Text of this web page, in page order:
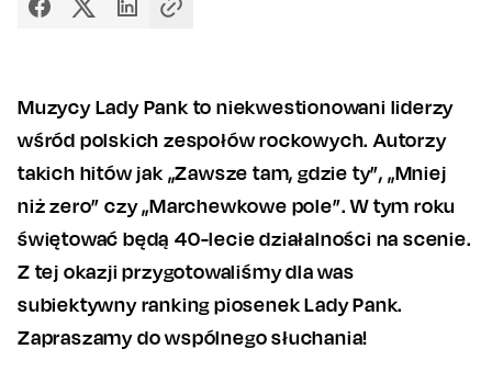
Muzycy Lady Pank to niekwestionowani liderzy
wśród polskich zespołów rockowych. Autorzy
takich hitów jak „Zawsze tam, gdzie ty”, „Mniej
niż zero” czy „Marchewkowe pole”. W tym roku
świętować będą 40-lecie działalności na scenie.
Z tej okazji przygotowaliśmy dla was
subiektywny ranking piosenek Lady Pank.
Zapraszamy do wspólnego słuchania!